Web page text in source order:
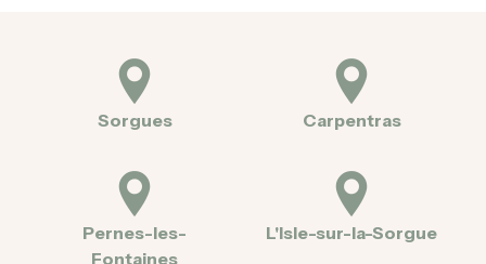
Sorgues Carpentras
Pernes-les-
Fontaines
L'Isle-sur-la-Sorgue